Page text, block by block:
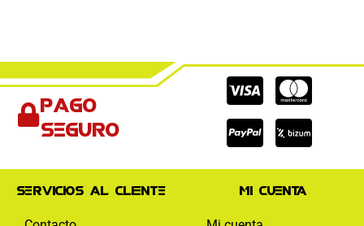
Pago
seguro
Cc-
visa
Cc-
Cc-
paypal
Servicios al cliente Mi cuenta